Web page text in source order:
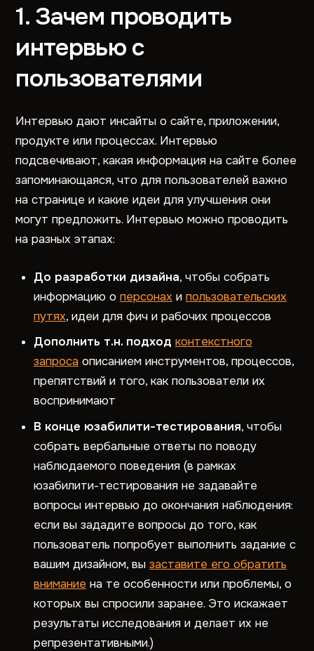
1. Зачем проводить
интервью с
пользователями
Интервью дают инсайты о сайте, приложении,
продукте или процессах. Интервью
подсвечивают, какая информация на сайте более
запоминающаяся, что для пользователей важно
на странице и какие идеи для улучшения они
могут предложить. Интервью можно проводить
на разных этапах:
До разработки дизайна, чтобы собрать
информацию о персонахи пользовательских
путях, идеи для фич и рабочих процессов
Дополнить т.н. подход контекстного
запросаописанием инструментов, процессов,
препятствий и того, как пользователи их
воспринимают
В конце юзабилити-тестирования, чтобы
собрать вербальные ответы по поводу
наблюдаемого поведения (в рамках
юзабилити-тестирования не задавайте
вопросы интервью до окончания наблюдения:
если вы зададите вопросы до того, как
пользователь попробует выполнить задание с
вашим дизайном, вы заставите его обратить
внимание на те особенности или проблемы, о
которых вы спросили заранее. Это искажает
результаты исследования и делает их не
репрезентативными.)